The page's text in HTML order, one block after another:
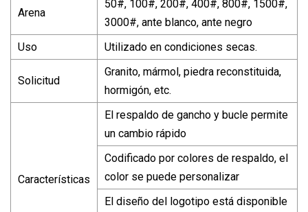
Arena
50#, 100#, 200#, 400#, 800#, 1500#,
3000#, ante blanco, ante negro
Uso
Utilizado en condiciones secas.
Solicitud
Granito, mármol, piedra reconstituida,
hormigón, etc.
Características
El respaldo de gancho y bucle permite
un cambio rápido
Codificado por colores de respaldo, el
color se puede personalizar
El diseño del logotipo está disponible